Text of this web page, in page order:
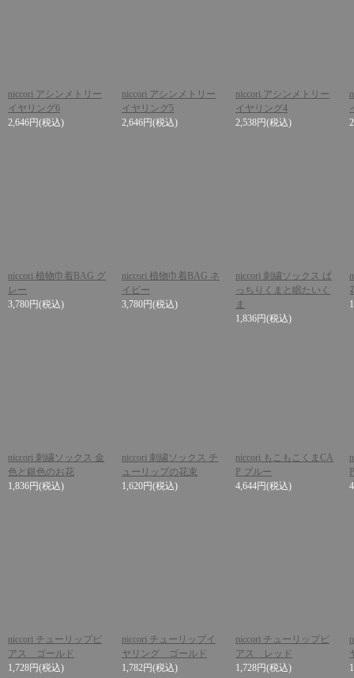
niccori アシンメトリー
イヤリング6
2,646円(税込)
niccori アシンメトリー
イヤリング5
2,646円(税込)
niccori アシンメトリー
イヤリング4
2,538円(税込)
niccori 植物巾着BAG グ
レー
3,780円(税込)
niccori 植物巾着BAG ネ
イビー
3,780円(税込)
niccori 刺繍ソックス ぱ
っちりくまと眠たいく
ま
1,836円(税込)
niccori 刺繍ソックス 金
色と銀色のお花
1,836円(税込)
niccori 刺繍ソックス チ
ューリップの花束
1,620円(税込)
niccori もこもこくまCA
P ブルー
4,644円(税込)
niccori チューリップピ
アス ゴールド
1,728円(税込)
niccori チューリップイ
ヤリング ゴールド
1,782円(税込)
niccori チューリップピ
アス レッド
1,728円(税込)